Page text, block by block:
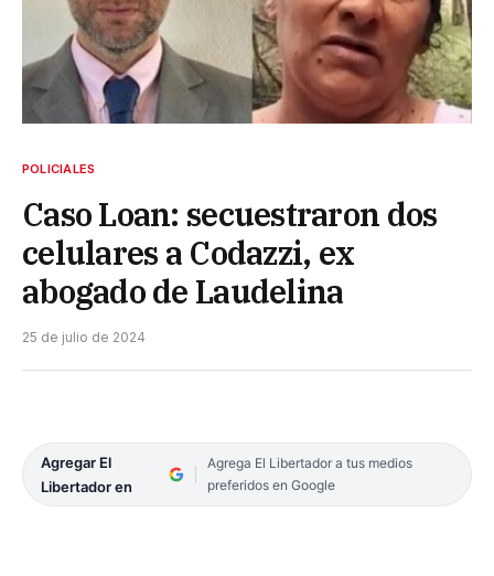
POLICIALES
Caso Loan: secuestraron dos
celulares a Codazzi, ex
abogado de Laudelina
25 de julio de 2024
Agregar El
Libertador en
Agrega El Libertador a tus medios
preferidos en Google